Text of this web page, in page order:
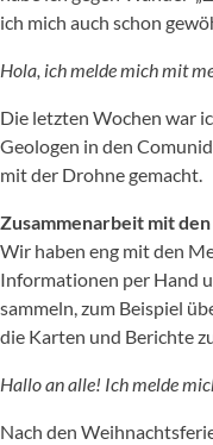
ich mich auch schon
Hola, ich melde mich mit
Die letzten Wochen war
Geologen in den
mit der Drohne gemacht.
Zusammenarbeit mit
Wir haben eng mit den
Informationen per Hand
sammeln, zum Beispiel
die Karten und Berichte
Hallo an alle! Ich melde
Nach den